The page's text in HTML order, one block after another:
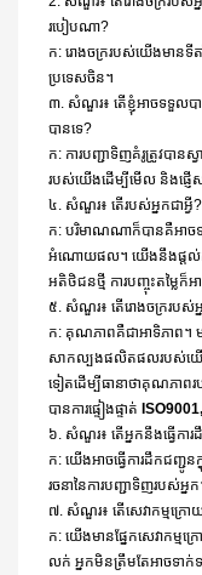
របៀបណា?
ក: រោងចក្ររបស់យើងមានទី
ប្រទេសចិន។
៣. សំណួរ៖ តើខ្ញុំអាចទទួលប
បានទេ?
ក: ការបញ្ជាទិញគំរូត្រូវបាន
របស់យើងដើម្បីមើល និងផ្ញើស
៤. សំណួរ៖ តើ​របស់​អ្នក​ជា​អ្វី?
ក: បរិមាណណាក៏បានគឺអាចទ
អំណោយផល។ យើងនឹងផ្តល់កា
អតិថិជនថ្មី ការបញ្ចុះតម្លៃក៏អ
៥. សំណួរ៖ តើរោងចក្ររបស់អ្
ក: គុណភាពគឺជាអាទិភាព។
សាកល្បងផលិតផលរបស់យើងបី
ទៀតដើម្បីធានាថាគុណភា
បានការផ្ទៀងផ្ទាត់
៦. សំណួរ៖ តើអ្នកនឹងធ្វើក
ក: យើងអាចធ្វើការដឹកជញ្ជូន
រចនានៃការបញ្ជាទិញរបស់អ្នក
៧. សំណួរ៖ តើសេវាកម្មក្រ
ក: យើងមានផ្នែកសេវាកម្ម
លក់ អ្នកមិនត្រឹមតែអាចទាក់